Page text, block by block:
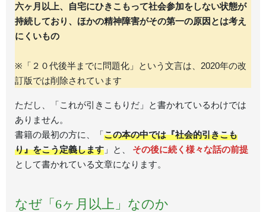
六ヶ月以上、自宅にひきこもって社会参加をしない状態が
持続しており、ほかの精神障害がその第一の原因とは考え
にくいもの
※「２０代後半までに問題化」という文言は、2020年の改
訂版では削除されています
ただし、「これが引きこもりだ」と書かれているわけでは
ありません。
書籍の最初の方に、「この本の中では『社会的引きこも
り』をこう定義します 」と、
その後に続く様々な話の前提
として書かれている文章になります。
なぜ「6ヶ月以上」なのか